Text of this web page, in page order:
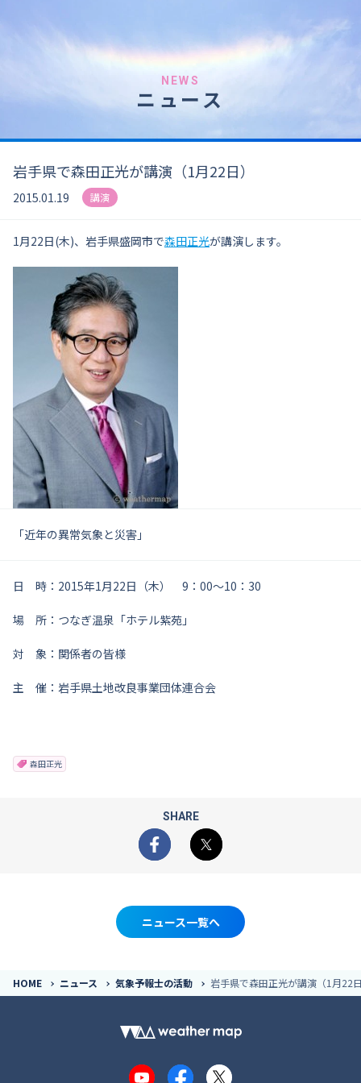
NEWS
ニュース
岩手県で森田正光が講演（1月22日）
2015.01.19 講演
1月22日(木)、岩手県盛岡市で森田正光が講演します。
「近年の異常気象と災害」
日 時：2015年1月22日（木） 9：00～10：30
場 所：つなぎ温泉「ホテル紫苑」
対 象：関係者の皆様
主 催：岩手県土地改良事業団体連合会
森田正光
SHARE
Facebook
X
ニュース一覧へ
HOME ニュース 気象予報士の活動 岩手県で森田正光が講演（1月22